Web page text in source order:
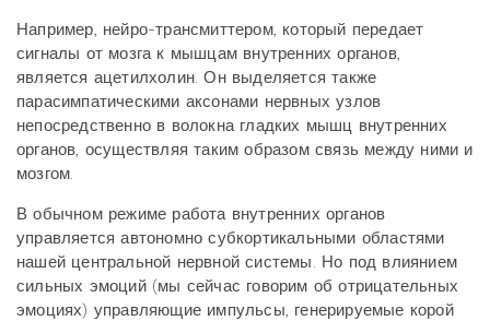
Например, нейро-трансмиттером, который передает
сигналы от мозга к мышцам внутренних органов,
является ацетилхолин. Он выделяется также
парасимпатическими аксонами нервных узлов
непосредственно в волокна гладких мышц внутренних
органов, осуществляя таким образом связь между ними и
мозгом.
В обычном режиме работа внутренних органов
управляется автономно субкортикальными областями
нашей центральной нервной системы. Но под влиянием
сильных эмоций (мы сейчас говорим об отрицательных
эмоциях) управляющие импульсы, генерируемые корой